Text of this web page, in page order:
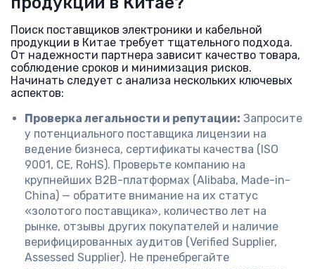
Поиск поставщиков электроники и кабельной
продукции в Китае требует тщательного подхода.
От надежности партнера зависит качество товара,
соблюдение сроков и минимизация рисков.
Начинать следует с анализа нескольких ключевых
аспектов:
Проверка легальности и репутации: Запросите
у потенциального поставщика лицензии на
ведение бизнеса, сертификаты качества (ISO
9001, CE, RoHS). Проверьте компанию на
крупнейших B2B-платформах (Alibaba, Made-in-
China) — обратите внимание на их статус
«золотого поставщика», количество лет на
рынке, отзывы других покупателей и наличие
верифицированных аудитов (Verified Supplier,
Assessed Supplier). Не пренебрегайте